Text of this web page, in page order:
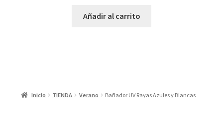
Añadir al carrito
Inicio TIENDA Verano Bañador UV Rayas Azules y Blancas